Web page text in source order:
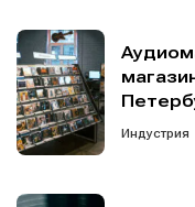
Индустрия